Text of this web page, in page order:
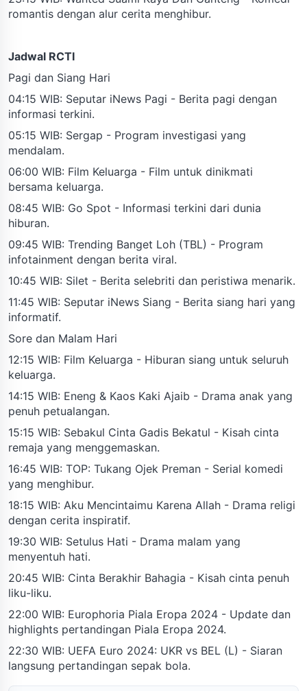
romantis dengan alur cerita menghibur.
Jadwal RCTI
Pagi dan Siang Hari
04:15 WIB: Seputar iNews Pagi - Berita pagi dengan
informasi terkini.
05:15 WIB: Sergap - Program investigasi yang
mendalam.
06:00 WIB: Film Keluarga - Film untuk dinikmati
bersama keluarga.
08:45 WIB: Go Spot - Informasi terkini dari dunia
hiburan.
09:45 WIB: Trending Banget Loh (TBL) - Program
infotainment dengan berita viral.
10:45 WIB: Silet - Berita selebriti dan peristiwa menarik.
11:45 WIB: Seputar iNews Siang - Berita siang hari yang
informatif.
Sore dan Malam Hari
12:15 WIB: Film Keluarga - Hiburan siang untuk seluruh
keluarga.
14:15 WIB: Eneng & Kaos Kaki Ajaib - Drama anak yang
penuh petualangan.
15:15 WIB: Sebakul Cinta Gadis Bekatul - Kisah cinta
remaja yang menggemaskan.
16:45 WIB: TOP: Tukang Ojek Preman - Serial komedi
yang menghibur.
18:15 WIB: Aku Mencintaimu Karena Allah - Drama religi
dengan cerita inspiratif.
19:30 WIB: Setulus Hati - Drama malam yang
menyentuh hati.
20:45 WIB: Cinta Berakhir Bahagia - Kisah cinta penuh
liku-liku.
22:00 WIB: Europhoria Piala Eropa 2024 - Update dan
highlights pertandingan Piala Eropa 2024.
22:30 WIB: UEFA Euro 2024: UKR vs BEL (L) - Siaran
langsung pertandingan sepak bola.